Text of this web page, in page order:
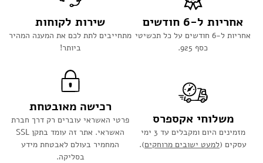
אחריות ל-6 חודשים
אחריות ל-6 חודשים על כל תכשיטי
כסף 925.
שירות לקוחות
מתחייבים לתת לכם את המענה המהיר
ביותר!
משלוחי אקספרס
מזמינים היום ומקבלים עד 3 ימי
עסקים (למעט ישובים מרוחקים).
רכישה מאובטחת
פרטי האשראי עוברים רק דרך חברת
האשראי. אתר זה עומד בתקן SSL
המחמיר בעולם לאבטחת מידע
בסליקה.